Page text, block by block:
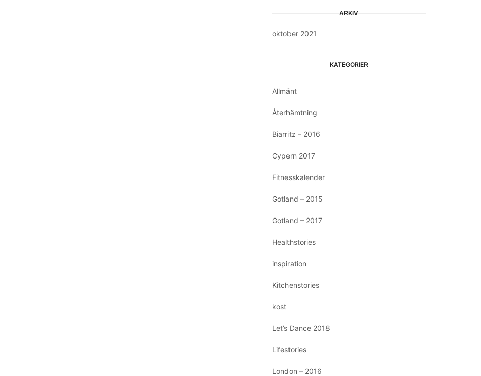
ARKIV
oktober 2021
KATEGORIER
Allmänt
Återhämtning
Biarritz – 2016
Cypern 2017
Fitnesskalender
Gotland – 2015
Gotland – 2017
Healthstories
inspiration
Kitchenstories
kost
Let’s Dance 2018
Lifestories
London – 2016